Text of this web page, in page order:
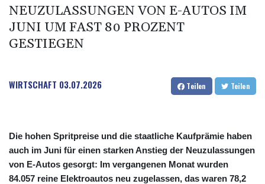
kündigt Vergeltung an
UEFA hält an FIFA-Boykott fest - CAF hält zu Infantino
Jemen: 38 Soldaten bei Huthi-Angriffen getötet - Regierung
NEUZULASSUNGEN VON E-AUTOS IM
JUNI UM FAST 80 PROZENT
GESTIEGEN
WIRTSCHAFT 03.07.2026 Teilen Teilen
Die hohen Spritpreise und die staatliche Kaufprämie haben
auch im Juni für einen starken Anstieg der Neuzulassungen
von E-Autos gesorgt: Im vergangenen Monat wurden
84.057 reine Elektroautos neu zugelassen, das waren 78,2